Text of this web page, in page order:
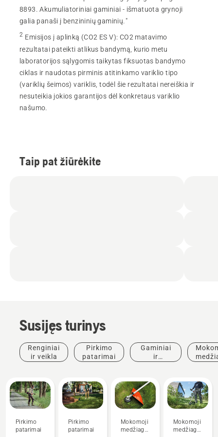
8893. Akumuliatoriniai gaminiai - išmatuota grynoji
galia panaši į benzininių gaminių."
2 Emisijos į aplinką (CO2 ES V): CO2 matavimo
rezultatai pateikti atlikus bandymą, kurio metu
laboratorijos sąlygomis taikytas fiksuotas bandymo
ciklas ir naudotas pirminis atitinkamo variklio tipo
(variklių šeimos) variklis, todėl šie rezultatai nereiškia ir
nesuteikia jokios garantijos dėl konkretaus variklio
našumo.
Taip pat žiūrėkite
Susijęs turinys
Renginiai
ir veikla
Pirkimo
patarimai
Gaminiai
ir
Pirkimo
patarimai
Pirkimo
patarimai
Mokomoji
medžiaga
Mokomoji
medžiaga